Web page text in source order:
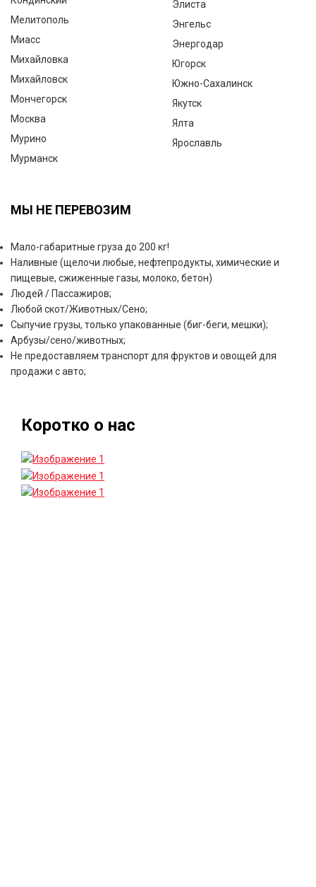
Мелитополь
Миасс
Михайловка
Михайловск
Мончегорск
Москва
Мурино
Мурманск
Элиста
Энгельс
Энергодар
Югорск
Южно-Сахалинск
Якутск
Ялта
Ярославль
МЫ НЕ ПЕРЕВОЗИМ
Мало-габаритные груза до 200 кг!
Наливные (щелочи любые, нефтепродукты, химические и
пищевые, сжиженные газы, молоко, бетон)
Людей / Пассажиров;
Любой скот/Животных/Сено;
Сыпучие грузы, только упакованные (биг-беги, мешки);
Арбузы/сено/животных;
Не предоставляем транспорт для фруктов и овощей для
продажи с авто;
Коротко о нас